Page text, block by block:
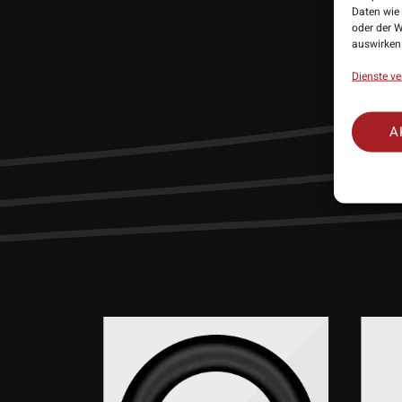
Daten
oder der
Dienste